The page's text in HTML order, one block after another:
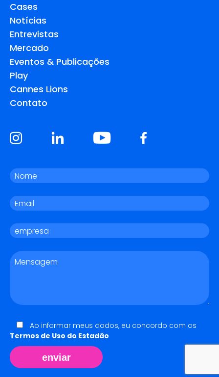
Cases
Notícias
Entrevistas
Mercado
Eventos & Publicações
Play
Cannes Lions
Contato
Ao informar meus dados, eu concordo com os
Termos de Uso do Estadão